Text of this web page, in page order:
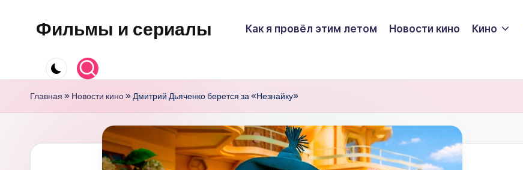
Перейти
содержимому
Фильмы и сериалы Как я провёл этим летом Новости кино Кино
Главная » Новости кино»Дмитрий Дьяченко берется за «Незнайку»